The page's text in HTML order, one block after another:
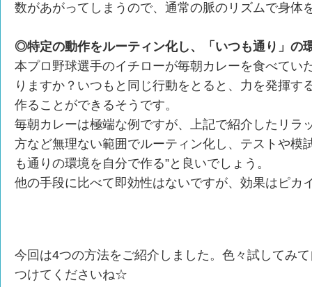
数があがってしまうので、通常の脈のリズムで身
◎特定の動作をルーティン化し、「いつも通り」の
本プロ野球選手のイチローが毎朝カレーを食べてい
りますか？いつもと同じ行動をとると、力を発揮す
作ることができるそうです。
毎朝カレーは極端な例ですが、上記で紹介したリラ
方など無理ない範囲でルーティン化し、テストや模
も通りの環境を自分で作る”と良いでしょう。
他の手段に比べて即効性はないですが、効果はピカ
今回は4つの方法をご紹介しました。色々試してみ
つけてくださいね☆